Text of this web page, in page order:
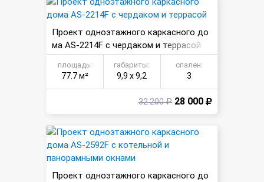
Проект одноэтажного каркасного до
ма AS-2214F с чердаком и террасой
площадь:
77.7 м²
габариты:
9,9 х 9,2
спален:
3
32 200 ₽ 28 000
Проект одноэтажного каркасного до